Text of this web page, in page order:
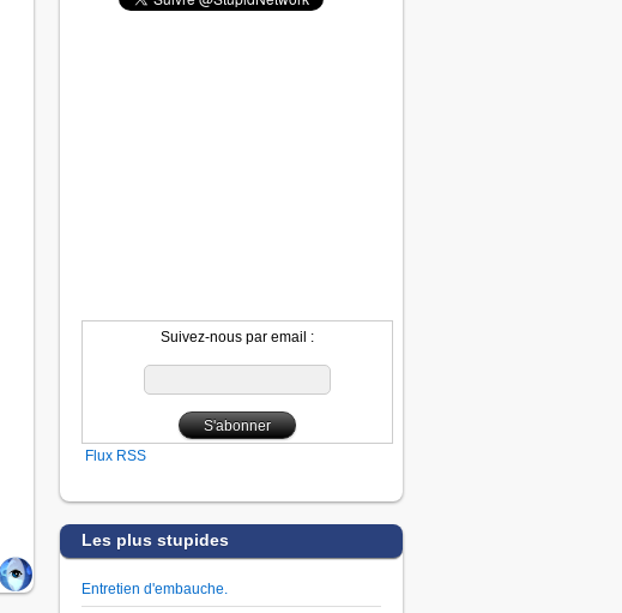
Suivez-nous par email :
Flux RSS
Les plus stupides
Entretien d'embauche.